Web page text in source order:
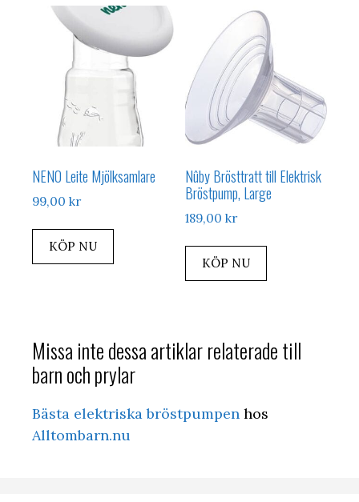
NENO Leite Mjölksamlare
99,00 kr
KÖP NU
Nûby Brösttratt till Elektrisk
Bröstpump, Large
189,00kr
KÖP NU
Missa inte dessa artiklar relaterade till
barn och prylar
Bästa elektriska bröstpumpen hos
Alltombarn.nu